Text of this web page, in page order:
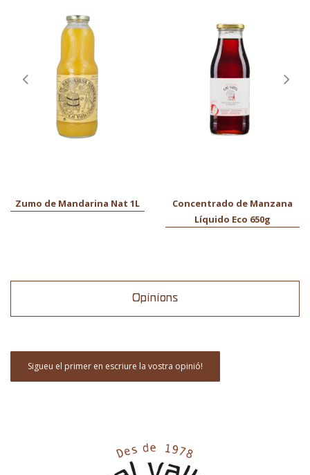
Zumo de Mandarina Nat 1L
Concentrado de Manzana
Líquido Eco 650g
Opinions
Sigueu el primer en escriure la vostra opinió!